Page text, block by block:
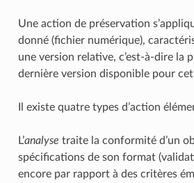
Une action de préservation
donné (fichier numérique),
une version relative, c’est-à-dire la
dernière version disponible pour cet
Il existe quatre types d’action
L’analyse traite la conformité d’un
spécifications de son format
encore par rapport à des critères